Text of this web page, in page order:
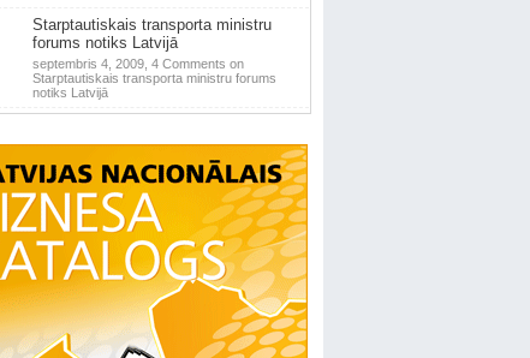
Starptautiskais transporta ministru
forums notiks Latvijā
septembris 4, 2009, 4 Comments on
Starptautiskais transporta ministru forums
notiks Latvijā